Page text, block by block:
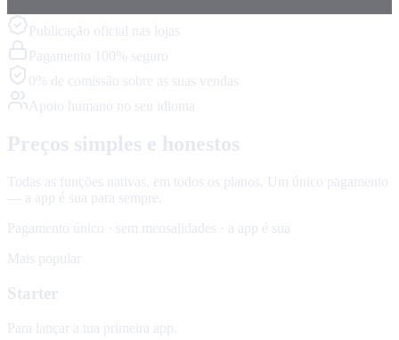
Publicação oficial nas lojas
Pagamento 100% seguro
0% de comissão sobre as suas vendas
Apoio humano no seu idioma
Preços simples e honestos
Todas as funções nativas, em todos os planos. Um único pagamento
— a app é sua para sempre.
Pagamento único · sem mensalidades · a app é sua
Mais popular
Starter
Para lançar a tua primeira app.